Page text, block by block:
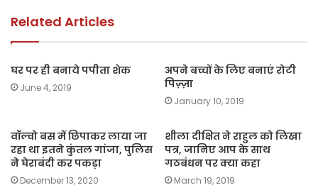
k
Related Articles
घर पर ही बनाये पपीता शेक
June 4, 2019
अपने बच्चों के लिए बनाएं रोटी
पिज़्ज़ा
January 10, 2019
वॉल्वो बस में छिपाकर लाया जा
रहा था इतने कुंतल गांजा, पुलिस
ने घेराबंदी कर पकड़ा
December 13, 2020
शीला दीक्षित ने राहुल को लिखा
पत्र, जानिए आप के साथ
गठबंधन पर क्या कहा
March 19, 2019